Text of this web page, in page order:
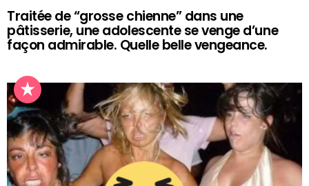
Traitée de “grosse chienne” dans une
pâtisserie, une adolescente se venge d’une
façon admirable. Quelle belle vengeance.